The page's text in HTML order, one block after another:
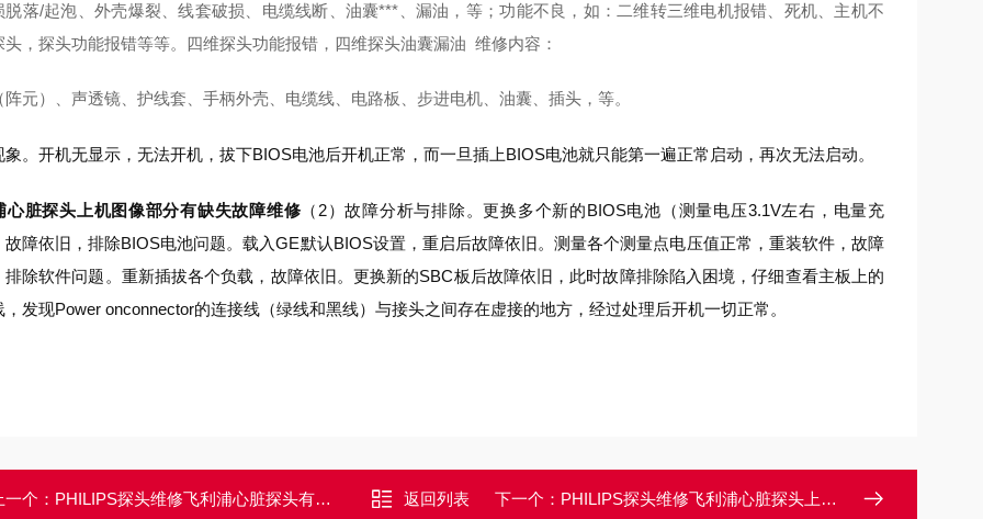
脱落/起泡、外壳爆裂、线套破损、电缆线断、油囊***、漏油，等；功能不良，如：二维转三维电机报错、死机、主机不
头，探头功能报错等等。四维探头功能报错，四维探头油囊漏油 维修内容：
阵元）、声透镜、护线套、手柄外壳、电缆线、电路板、步进电机、油囊、插头，等。
象。开机无显示，无法开机，拔下BIOS电池后开机正常，而一旦插上BIOS电池就只能第一遍正常启动，再次无法启动。
心脏探头上机图像部分有缺失故障维修（2）故障分析与排除。更换多个新的BIOS电池（测量电压3.1V左右，电量充
故障依旧，排除BIOS电池问题。载入GE默认BIOS设置，重启后故障依旧。测量各个测量点电压值正常，重装软件，故障
排除软件问题。重新插拔各个负载，故障依旧。更换新的SBC板后故障依旧，此时故障排除陷入困境，仔细查看主板上的
，发现Power onconnector的连接线（绿线和黑线）与接头之间存在虚接的地方，经过处理后开机一切正常。
一个： PHILIPS探头维修飞利浦心脏探头有鼓包图像看不清楚修理方法 返回列表 下一个： PHILIPS探头维修飞利浦心脏探头上机图像有干扰有暗道维修